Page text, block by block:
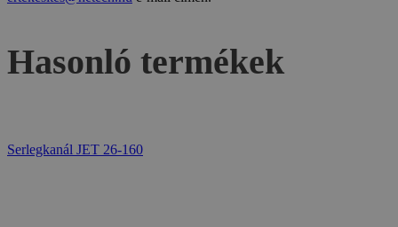
Hasonló termékek
Serlegkanál JET 26-160